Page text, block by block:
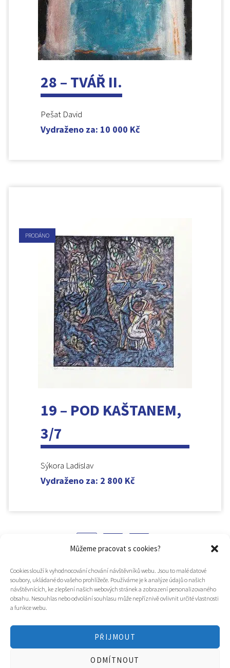
Můžeme pracovat s cookies?
Cookies slouží k vyhodnocování chování návštěvníků webu. Jsou to malé datové
soubory, ukládané do vašeho prohlížeče. Používáme je k analýze údajů o našich
návštěvnících, ke zlepšení našich webových stránek a zobrazení personalizovaného
obsahu. Nesouhlas nebo odvolání souhlasu může nepříznivě ovlivnit určité vlastnosti
a funkce webu.
PŘIJMOUT
ODMÍTNOUT
28 – TVÁŘ II.
Pešat David
Vydraženo za: 10 000 Kč
PRODÁNO
19 – POD KAŠTANEM,
3/7
Sýkora Ladislav
Vydraženo za: 2 800 Kč